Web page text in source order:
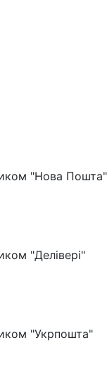
"Нова Пошта"
"Делівері"
"Укрпошта"